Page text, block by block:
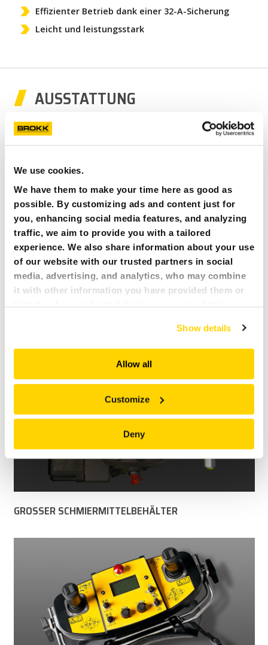
We use cookies.
We have them to make your time here as good as
possible. By customizing ads and content just for
you, enhancing social media features, and analyzing
traffic, we aim to provide you with a tailored
experience. We also share information about your use
of our website with our trusted partners in social
media, advertising, and analytics, who may combine
it with other information you have provided them or
that they have collected during your use of their
and serve you content that truly matters. Join us and
explore more!
Show details
Allow all
Customize
Deny
Effizienter Betrieb dank einer 32-A-Sicherung
Leicht und leistungsstark
AUSSTATTUNG
SMARTPOWER+
GROSSER SCHMIERMITTELBEHÄLTER